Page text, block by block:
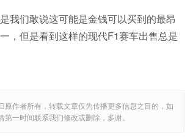
我们敢说这可能是金钱可以买到的最昂
，但是看到这样的现代F1赛车出售总是
原作者所有，转载文章仅为传播更多信息之目的，如
一时间联系我们修改或删除，多谢。